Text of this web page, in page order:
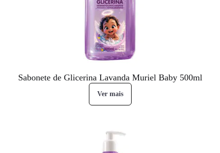
Sabonete de Glicerina Lavanda Muriel Baby 500ml
Ver mais